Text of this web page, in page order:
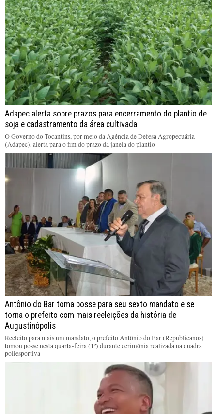
Adapec alerta sobre prazos para encerramento do plantio de
soja e cadastramento da área cultivada
O Governo do Tocantins, por meio da Agência de Defesa Agropecuária
(Adapec), alerta para o fim do prazo da janela do plantio
Antônio do Bar toma posse para seu sexto mandato e se
torna o prefeito com mais reeleições da história de
Augustinópolis
Reeleito para mais um mandato, o prefeito Antônio do Bar (Republicanos)
tomou posse nesta quarta-feira (1º) durante cerimônia realizada na quadra
poliesportiva